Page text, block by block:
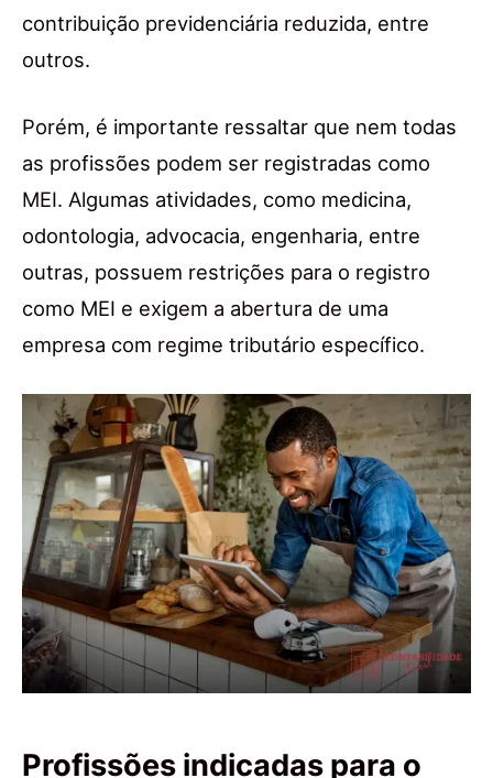
contribuição previdenciária reduzida, entre
outros.
Porém, é importante ressaltar que nem todas
as profissões podem ser registradas como
MEI. Algumas atividades, como medicina,
odontologia, advocacia, engenharia, entre
outras, possuem restrições para o registro
como MEI e exigem a abertura de uma
empresa com regime tributário específico.
Profissões indicadas para o